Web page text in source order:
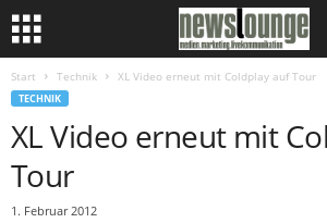
Start Technik XL Video erneut mit Coldplay auf Tour
TECHNIK
XL Video erneut mit
Tour
1. Februar 2012